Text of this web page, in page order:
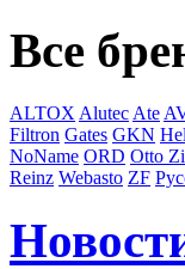
Все
ALTOX Alutec Ate
Filtron Gates GKN
NoName ORD Otto
Reinz Webasto ZF